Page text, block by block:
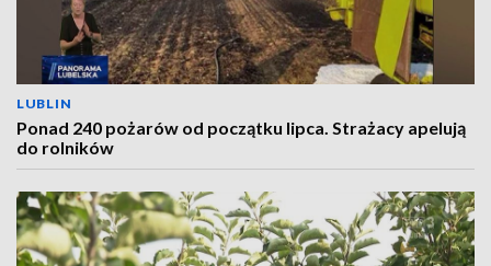
LUBLIN
Ponad 240 pożarów od początku lipca. Strażacy apelują
do rolników